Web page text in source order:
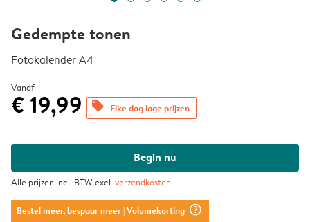
Gedempte tonen
Fotokalender A4
Vanaf
€ 19,99 offers Elke dag lage prijzen
Begin nu
Alle prijzen incl. BTW excl.verzendkosten
Bestel meer, bespaar meer| Volumekorting question_mark_circle